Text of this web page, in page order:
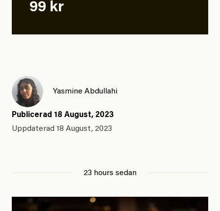
99 kr
Yasmine Abdullahi
Publicerad 18 August, 2023
Uppdaterad 18 August, 2023
23 hours sedan